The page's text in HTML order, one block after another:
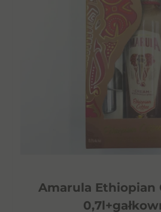
Amarula Ethiopian